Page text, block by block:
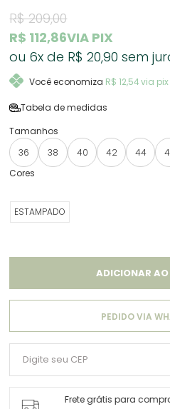
R$ 112,86VIA PIX
R$ 209,00
6x R$ 20,90sem
Você economiza R$ 12,54 via pix
Tabela de medidas
36 38 40 42 44
ESTAMPADO
ADICIONAR
PEDIDO VIA
Frete grátis para